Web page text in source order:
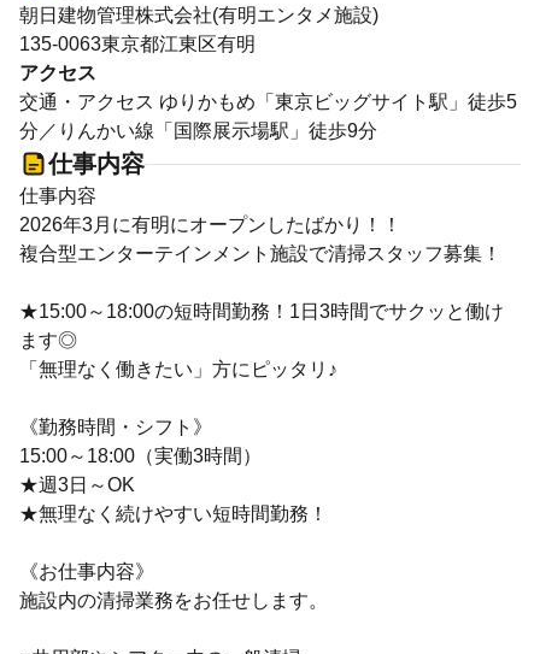
朝日建物管理株式会社(有明エンタメ施設)
135-0063東京都江東区有明
アクセス
交通・アクセス ゆりかもめ「東京ビッグサイト駅」徒歩5
分／りんかい線「国際展示場駅」徒歩9分
仕事内容
仕事内容
2026年3月に有明にオープンしたばかり！！
複合型エンターテインメント施設で清掃スタッフ募集！
★15:00～18:00の短時間勤務！1日3時間でサクッと働け
ます◎
「無理なく働きたい」方にピッタリ♪
《勤務時間・シフト》
15:00～18:00（実働3時間）
★週3日～OK
★無理なく続けやすい短時間勤務！
《お仕事内容》
施設内の清掃業務をお任せします。